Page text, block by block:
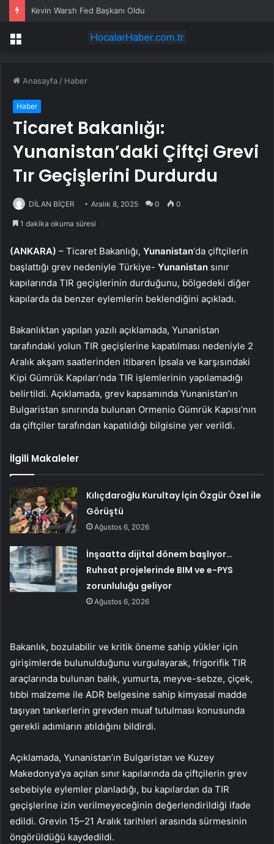
Kevin Warsh Fed Başkanı Oldu
Menü
Anasayfa / Haber
Haber
Ticaret Bakanlığı:
Yunanistan’daki Çiftçi Grevi
Tır Geçişlerini Durdurdu
DİLAN BİÇER Aralık 8, 2025 0 0
1 dakika okuma süresi
(ANKARA) – Ticaret Bakanlığı, Yunanistan‘da çiftçilerin
başlattığı grev nedeniyle Türkiye- Yunanistan sınır
kapılarında TIR geçişlerinin durduğunu, bölgedeki diğer
kapılarda da benzer eylemlerin beklendiğini açıkladı.
Bakanlıktan yapılan yazılı açıklamada, Yunanistan
tarafındaki yolun TIR geçişlerine kapatılması nedeniyle 2
Aralık akşam saatlerinden itibaren İpsala ve karşısındaki
Kipi Gümrük Kapıları’nda TIR işlemlerinin yapılamadığı
belirtildi. Açıklamada, grev kapsamında Yunanistan’ın
Bulgaristan sınırında bulunan Ormenio Gümrük Kapısı’nın
da çiftçiler tarafından kapatıldığı bilgisine yer verildi.
İlgili Makaleler
Kılıçdaroğlu Kurultay İçin Özgür Özel ile
Görüştü
Ağustos 6, 2026
İnşaatta dijital dönem başlıyor…
Ruhsat projelerinde BIM ve e-PYS
zorunluluğu geliyor
Ağustos 6, 2026
Bakanlık, bozulabilir ve kritik öneme sahip yükler için
girişimlerde bulunulduğunu vurgulayarak, frigorifik TIR
araçlarında bulunan balık, yumurta, meyve-sebze, çiçek,
tıbbi malzeme ile ADR belgesine sahip kimyasal madde
taşıyan tankerlerin grevden muaf tutulması konusunda
gerekli adımların atıldığını bildirdi.
Açıklamada, Yunanistan’ın Bulgaristan ve Kuzey
Makedonya’ya açılan sınır kapılarında da çiftçilerin grev
sebebiyle eylemler planladığı, bu kapılardan da TIR
geçişlerine izin verilmeyeceğinin değerlendirildiği ifade
edildi. Grevin 15–21 Aralık tarihleri arasında sürmesinin
öngörüldüğü kaydedildi.